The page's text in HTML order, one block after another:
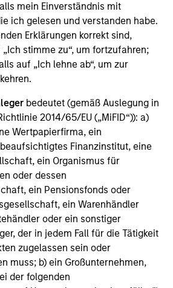
mein Einverständnis mit
ich gelesen und verstanden habe.
Erklärungen korrekt sind,
stimme zu“, um fortzufahren;
auf „Ich lehne ab“, um zur
bedeutet (gemäß Auslegung in
2014/65/EU („MiFID“)): a)
Wertpapierfirma, ein
Finanzinstitut, eine
ein Organismus für
oder dessen
ein Pensionsfonds oder
ein Warenhändler
oder ein sonstiger
der in jedem Fall für die Tätigkeit
zugelassen sein oder
muss; b) ein Großunternehmen,
der folgenden
that it may achieve value-
more consistently through
qualitative judgment rather than
Additionally, the team
selection is primarily a function
investments in companies with:
competitive advantages (such as a
or community effect, etc.);
the ability to redeploy capital at
and strong free-cash-flow yield
the future. These characteristics, in
the potential for consistent long-
returns.
the development of insights is
process, and guiding
with intellectual and process
strong decision- making in